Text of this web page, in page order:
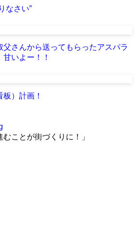
なさい”
父さんから送ってもらったアスパラ
いよー！！
）計画！
むことが街づくりに！」